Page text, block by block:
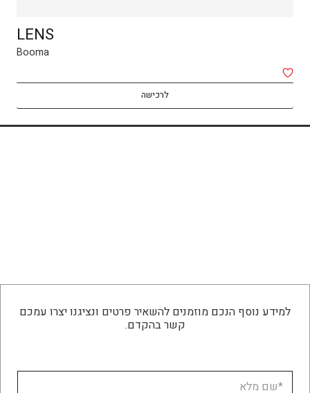
LENS
Booma
לרכישה
למידע נוסף הנכם מוזמנים להשאיר פרטים ונציגנו יצרו עמכם
קשר בהקדם.